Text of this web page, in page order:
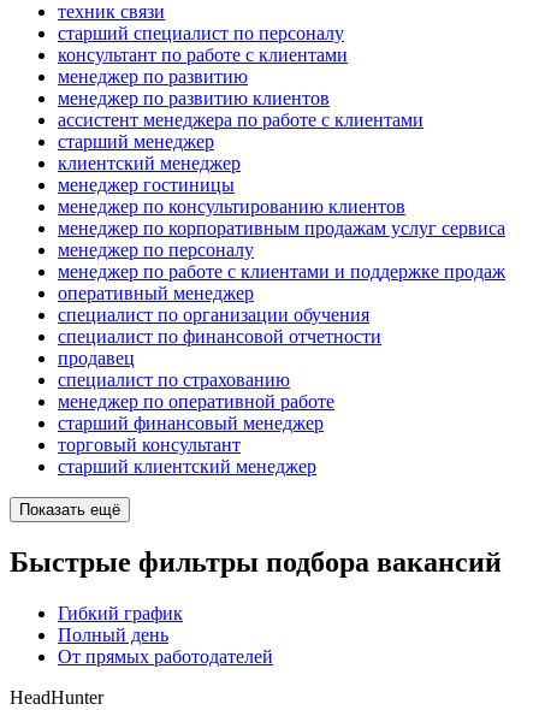
техник связи
старший специалист по персоналу
консультант по работе с клиентами
менеджер по развитию
менеджер по развитию клиентов
ассистент менеджера по работе с клиентами
старший менеджер
клиентский менеджер
менеджер гостиницы
менеджер по консультированию клиентов
менеджер по корпоративным продажам услуг сервиса
менеджер по персоналу
менеджер по работе с клиентами и поддержке продаж
оперативный менеджер
специалист по организации обучения
специалист по финансовой отчетности
продавец
специалист по страхованию
менеджер по оперативной работе
старший финансовый менеджер
торговый консультант
старший клиентский менеджер
Показать ещё
Быстрые фильтры подбора вакансий
Гибкий график
Полный день
От прямых работодателей
HeadHunter